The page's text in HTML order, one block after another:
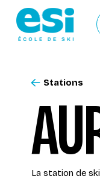
Stations
La station de